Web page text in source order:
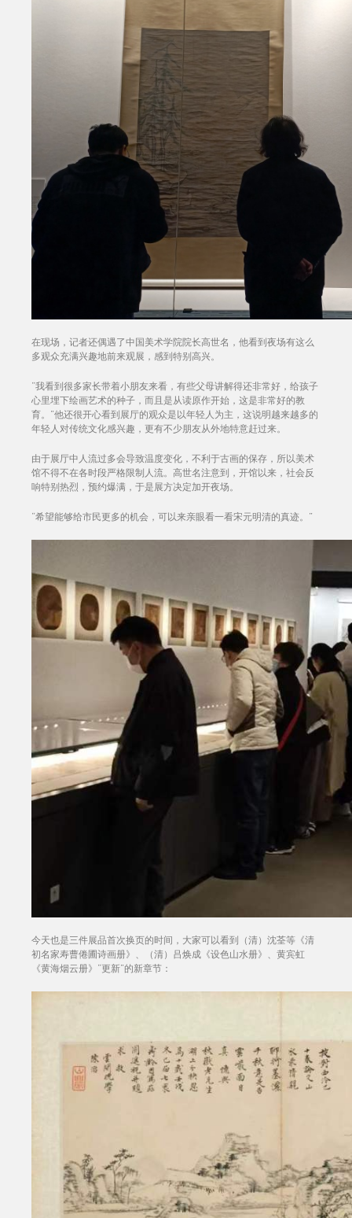
在现场，记者还偶遇了中国美术学院院长高世名，他看到夜场有这么
多观众充满兴趣地前来观展，感到特别高兴。
“我看到很多家长带着小朋友来看，有些父母讲解得还非常好，给孩子
心里埋下绘画艺术的种子，而且是从读原作开始，这是非常好的教
育。”他还很开心看到展厅的观众是以年轻人为主，这说明越来越多的
年轻人对传统文化感兴趣，更有不少朋友从外地特意赶过来。
由于展厅中人流过多会导致温度变化，不利于古画的保存，所以美术
馆不得不在各时段严格限制人流。高世名注意到，开馆以来，社会反
响特别热烈，预约爆满，于是展方决定加开夜场。
“希望能够给市民更多的机会，可以来亲眼看一看宋元明清的真迹。”
今天也是三件展品首次换页的时间，大家可以看到（清）沈荃等《清
初名家寿曹倦圃诗画册》、（清）吕焕成《设色山水册》、黄宾虹
《黄海烟云册》“更新”的新章节：